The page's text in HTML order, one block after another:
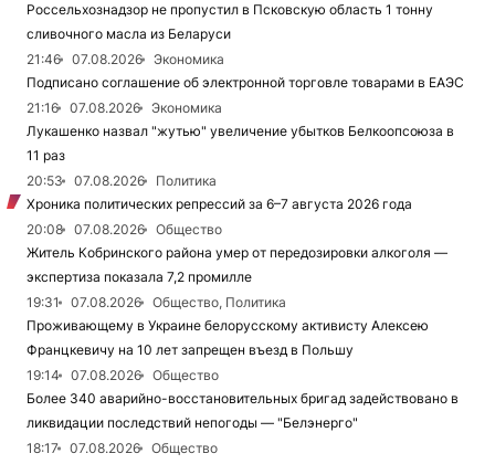
Россельхознадзор не пропустил в Псковскую область 1 тонну
сливочного масла из Беларуси
21:46
07.08.2026
Экономика
Подписано соглашение об электронной торговле товарами в ЕАЭС
21:16
07.08.2026
Экономика
Лукашенко назвал "жутью" увеличение убытков Белкоопсоюза в
11 раз
20:53
07.08.2026
Политика
Хроника политических репрессий за 6–7 августа 2026 года
20:08
07.08.2026
Общество
Житель Кобринского района умер от передозировки алкоголя —
экспертиза показала 7,2 промилле
19:31
07.08.2026
Общество, Политика
Проживающему в Украине белорусскому активисту Алексею
Францкевичу на 10 лет запрещен въезд в Польшу
19:14
07.08.2026
Общество
Более 340 аварийно-восстановительных бригад задействовано в
ликвидации последствий непогоды — "Белэнерго"
18:17
07.08.2026
Общество